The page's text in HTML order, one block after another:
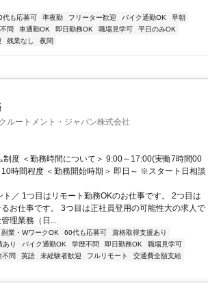
代も応募可 準夜勤 フリーター歓迎 バイク通勤OK
早朝
問 車通勤OK 即日勤務OK 職場見学可
平日のみOK
残業なし 夜間
ルートメント・ジャパン株式会社
制度 ＜勤務時間について＞ 9:00～17:00(実働7時間00
時間程度 ＜勤務開始時期＞ 即日～ ※スタート日相談
／ 1つ目はリモート勤務OKのお仕事です。 2つ目は
お仕事です。 3つ目は正社員登用の可能性大の求人で
理業務（日...
副業・WワークOK 60代も応募可
資格取得支援あり
あり バイク通勤OK 学歴不問 即日勤務OK
職場見学可
不問 英語 未経験者歓迎 フルリモート
交通費全額支給